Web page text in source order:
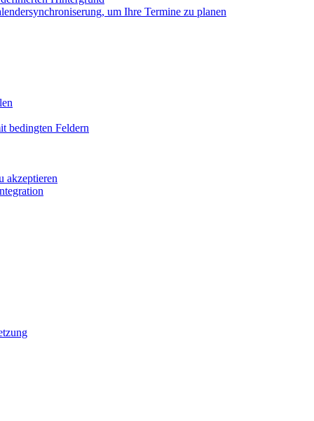
um Ihre Termine zu planen
bedingten Feldern
akzeptieren